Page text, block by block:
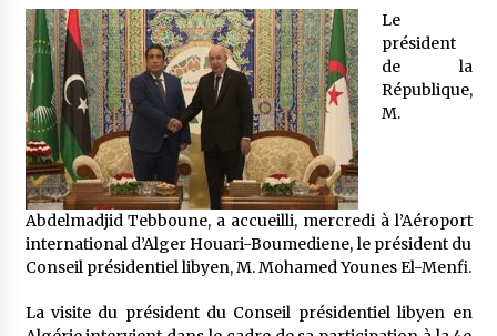
Quand on va vite
5 ans ago
« Père, tiens-moi, je vais tomber ! »
5 ans ago
Le bouc de l’Au-delà
5 ans ago
Le
président
de la
République,
M.
Abdelmadjid Tebboune, a accueilli, mercredi à l’Aéroport
international d’Alger Houari-Boumediene, le président du
Conseil présidentiel libyen, M. Mohamed Younes El-Menfi.
La visite du président du Conseil présidentiel libyen en